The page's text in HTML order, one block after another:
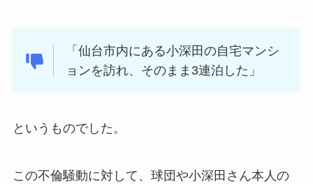
「仙台市内にある小深田の自宅マンシ
ョンを訪れ、そのまま3連泊した」
というものでした。
この不倫騒動に対して、球団や小深田さん本人の